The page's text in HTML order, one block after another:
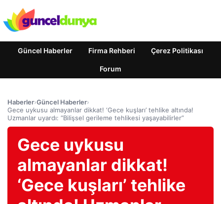
Güncel Haberler Firma Rehberi Çerez Politikası
Forum
Haberler›Güncel Haberler›
Gece uykusu almayanlar dikkat! ‘Gece kuşları’ tehlike altında!
Uzmanlar uyardı: “Bilişsel gerileme tehlikesi yaşayabilirler”
Gece uykusu
almayanlar dikkat!
‘Gece kuşları’ tehlike